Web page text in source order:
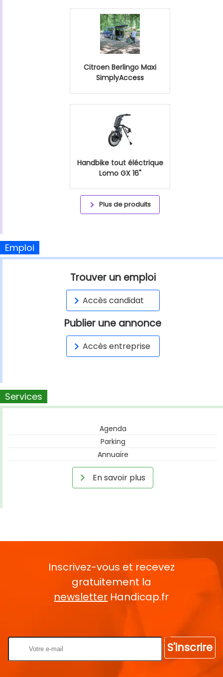
Citroen Berlingo Maxi
SimplyAccess
Handbike tout éléctrique
Lomo GX 16"
Plus de produits
Emploi
Trouver un emploi
Accès candidat
Publier une annonce
Accès entreprise
Services
Agenda
Parking
Annuaire
En savoir plus
Inscrivez-vous et recevez
gratuitement la
newsletter Handicap.fr
S'inscrire